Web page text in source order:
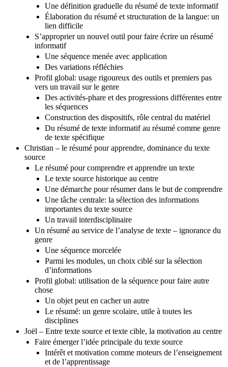
Une définition graduelle du résumé de texte informatif
Élaboration du résumé et structuration de la langue: un
lien difficile
S’approprier un nouvel outil pour faire écrire un résumé
informatif
Une séquence menée avec application
Des variations réfléchies
Profil global: usage rigoureux des outils et premiers pas
vers un travail sur le genre
Des activités-phare et des progressions différentes entre
les séquences
Construction des dispositifs, rôle central du matériel
Du résumé de texte informatif au résumé comme genre
de texte spécifique
Christian – le résumé pour apprendre, dominance du texte
source
Le résumé pour comprendre et apprendre un texte
Le texte source historique au centre
Une démarche pour résumer dans le but de comprendre
Une tâche centrale: la sélection des informations
importantes du texte source
Un travail interdisciplinaire
Un résumé au service de l’analyse de texte – ignorance du
genre
Une séquence morcelée
Parmi les modules, un choix ciblé sur la sélection
d’informations
Profil global: utilisation de la séquence pour faire autre
chose
Un objet peut en cacher un autre
Le résumé: un genre scolaire, utile à toutes les
disciplines
Joël – Entre texte source et texte cible, la motivation au centre
Faire émerger l’idée principale du texte source
Intérêt et motivation comme moteurs de l’enseignement
et de l’apprentissage